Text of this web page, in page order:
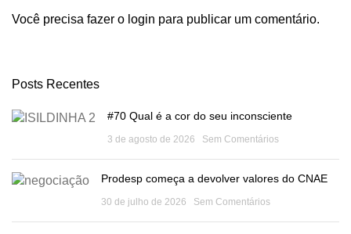
Você precisa fazer o login para publicar um comentário.
Posts Recentes
#70 Qual é a cor do seu inconsciente
3 de agosto de 2026 Sem Comentários
Prodesp começa a devolver valores do CNAE
30 de julho de 2026 Sem Comentários